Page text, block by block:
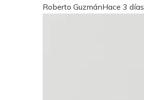
Roberto GuzmánHace 3 días